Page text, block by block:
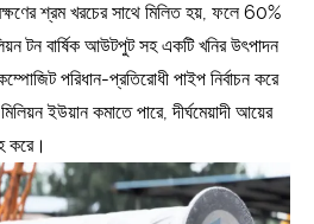
শ্রম খরচের সাথে মিলিত হয়, ফলে 60%
টন বার্ষিক আউটপুট সহ একটি খনির উৎপাদন
পরিধান-প্রতিরোধী পাইপ নির্বাচন করে
ইউয়ান কমাতে পারে, দীর্ঘমেয়াদী আয়ের
করে।